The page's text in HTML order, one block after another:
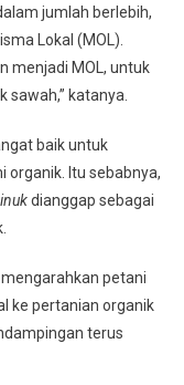
jumlah berlebih,
Lokal (MOL).
menjadi MOL, untuk
katanya.
baik untuk
organik. Itu sebabnya,
dianggap sebagai
petani
ke pertanian organik
terus